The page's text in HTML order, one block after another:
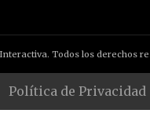
Todos los derechos
Política de Privacidad